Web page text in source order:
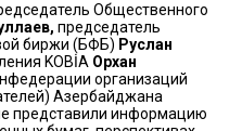
Общественного
председатель
биржи (БФБ) Руслан
KOBİA Орхан
организаций
Азербайджана
представили информацию